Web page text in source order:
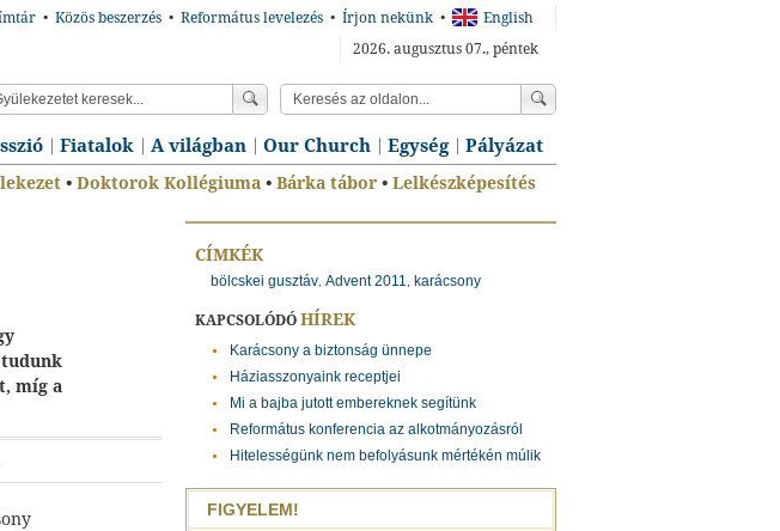
• Közös beszerzés • Református levelezés • Írjon nekünk •
English
2026. augusztus 07., péntek
Fiatalok A világban Our Church Egység Pályázat
• Doktorok Kollégiuma • Bárka tábor • Lelkészképesítés
míg a
CÍMKÉK
bölcskei gusztáv, Advent 2011, karácsony
KAPCSOLÓDÓ HÍREK
Karácsony a biztonság ünnepe
Háziasszonyaink receptjei
Mi a bajba jutott embereknek segítünk
Református konferencia az alkotmányozásról
Hitelességünk nem befolyásunk mértékén múlik
FIGYELEM!